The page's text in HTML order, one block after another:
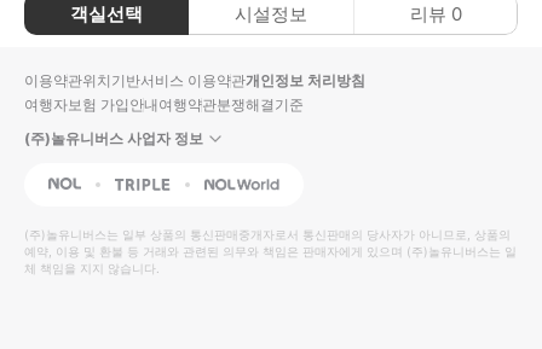
객실선택 시설정보 리뷰 0
이용약관위치기반서비스 이용약관개인정보 처리방침
여행자보험 가입안내여행약관분쟁해결기준
(주)놀유니버스 사업자 정보
NOL Triple Interpark Global
(주)놀유니버스는 일부 상품의 통신판매중개자로서 통신판매의 당사자가 아니므로, 상품의
예약, 이용 및 환불 등 거래와 관련된 의무와 책임은 판매자에게 있으며 (주)놀유니버스는 일
체 책임을 지지 않습니다.